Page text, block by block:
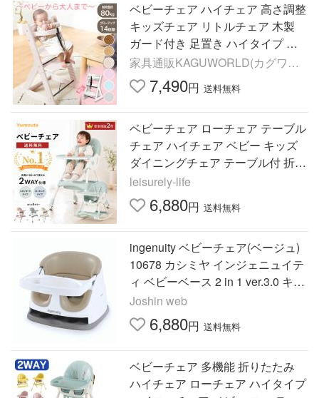
ベビーチェア ハイチェア 高さ調整
キッズチェア リトルチェア 木製
ガード付き 足置き ハイタイプ 転
落防止 子供 こども椅子 食卓 マジ
カルチェア
家具通販KAGUWORLD(カグワー
ルド)7,490円 送料無料
ベビーチェア ローチェア テーブル
チェア ハイチェア ベビー キッズ
ダイニングチェア テーブル付 折り
たたみ 持ち運び 食事用 離乳食 立
ち上がり防止 出産祝い
leisurely-life
6,880円 送料無料
ingenuity ベビーチェア(ベージュ)
10678 カシミヤ インジェニュイテ
ィ ベビーベース 2 in 1 ver.3.0 キッ
ズエンターテインメント社 国内正
規品 返品種別A
Joshin web
6,880円 送料無料
ベビーチェア 多機能 折りたたみ
ハイチェア ローチェア ハイタイプ